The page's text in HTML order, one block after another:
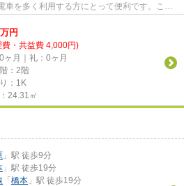
車を多く利用する方にとって便利です。こち
万円
費・共益費 4,000円)
ヶ月｜礼：0ヶ月
：2階
：1K
24.31㎡
」駅 徒歩9分
」駅 徒歩19分
「 橋本 」駅 徒歩19分